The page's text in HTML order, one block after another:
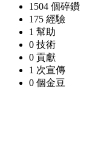
1504 個碎鑽
175 經驗
1 幫助
0 技術
0 貢獻
1 次宣傳
0 個金豆